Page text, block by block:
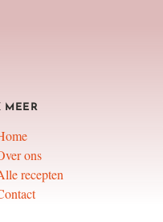
MEER
ons
recepten